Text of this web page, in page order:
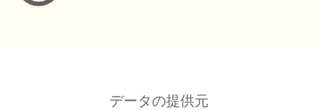
データの提供元